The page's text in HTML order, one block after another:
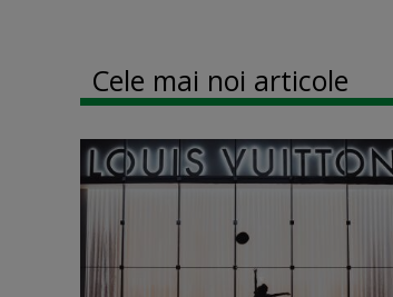
Cele mai noi articole